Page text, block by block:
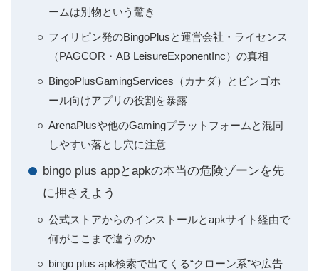
ームは別物という驚き
フィリピン発のBingoPlusと運営会社・ライセンス
（PAGCOR・AB LeisureExponentInc）の真相
BingoPlusGamingServices（カナダ）とビンゴホ
ール向けアプリの役割を暴露
ArenaPlusや他のGamingプラットフォームと混同
しやすい落とし穴に注意
bingo plus appとapkの本当の危険ゾーンを先
に押さえよう
公式ストアからのインストールとapkサイト経由で
何がここまで違うのか
bingo plus apk検索で出てくる“クローン系”や広告